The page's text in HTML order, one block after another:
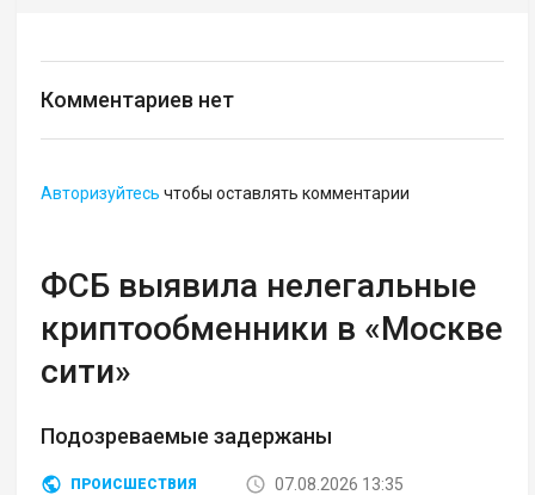
Комментариев нет
Авторизуйтесь чтобы оставлять комментарии
ФСБ выявила нелегальные
криптообменники в «Москве
сити»
Подозреваемые задержаны
ПРОИСШЕСТВИЯ
07.08.2026 13:35